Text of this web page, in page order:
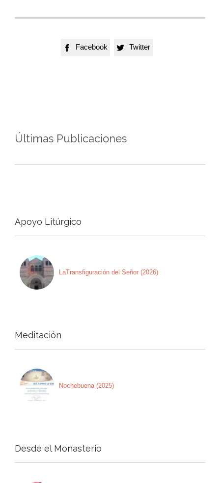
 Facebook  Twitter
Últimas Publicaciones
Apoyo Litúrgico
LaTransfiguración del Señor (2026)
Meditación
Nochebuena (2025)
Desde el Monasterio